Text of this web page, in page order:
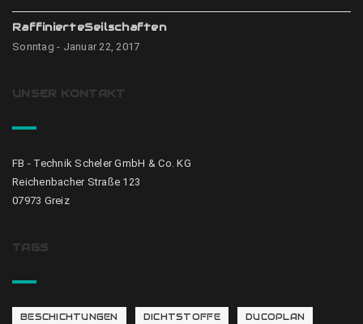
RaffinierteSeilschaften
Sonntag - Januar 22, 2017
UNSER KONTAKT
FB - Technik Scheler GmbH & Co. KG
Reichenbacher Straße 123
07973 Greiz
TAGS
BESCHICHTUNGEN DICHTSTOFFE DUCOPLAN